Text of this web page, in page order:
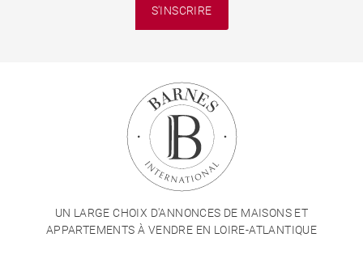
S'INSCRIRE
UN LARGE CHOIX D'ANNONCES DE MAISONS ET
APPARTEMENTS À VENDRE EN LOIRE-ATLANTIQUE